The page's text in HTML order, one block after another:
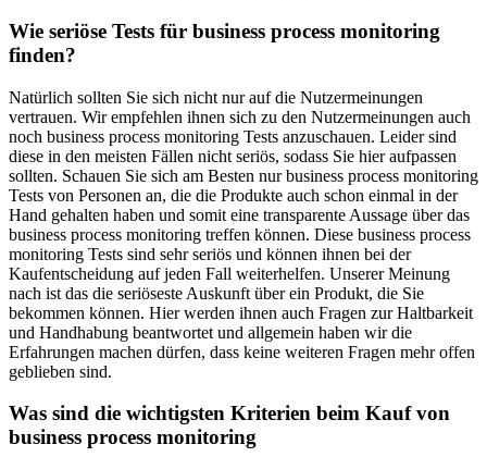
Wie seriöse Tests für business process monitoring
finden?
Natürlich sollten Sie sich nicht nur auf die Nutzermeinungen
vertrauen. Wir empfehlen ihnen sich zu den Nutzermeinungen auch
noch business process monitoring Tests anzuschauen. Leider sind
diese in den meisten Fällen nicht seriös, sodass Sie hier aufpassen
sollten. Schauen Sie sich am Besten nur business process monitoring
Tests von Personen an, die die Produkte auch schon einmal in der
Hand gehalten haben und somit eine transparente Aussage über das
business process monitoring treffen können. Diese business process
monitoring Tests sind sehr seriös und können ihnen bei der
Kaufentscheidung auf jeden Fall weiterhelfen. Unserer Meinung
nach ist das die seriöseste Auskunft über ein Produkt, die Sie
bekommen können. Hier werden ihnen auch Fragen zur Haltbarkeit
und Handhabung beantwortet und allgemein haben wir die
Erfahrungen machen dürfen, dass keine weiteren Fragen mehr offen
geblieben sind.
Was sind die wichtigsten Kriterien beim Kauf von
business process monitoring